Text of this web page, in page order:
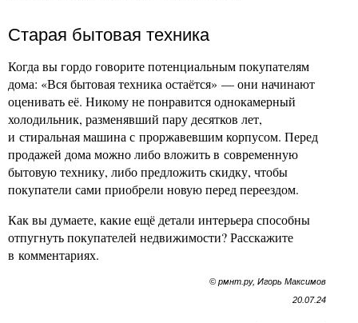
Старая бытовая техника
Когда вы гордо говорите потенциальным покупателям
дома: «Вся бытовая техника остаётся» — они начинают
оценивать её. Никому не понравится однокамерный
холодильник, разменявший пару десятков лет,
и стиральная машина с проржавевшим корпусом. Перед
продажей дома можно либо вложить в современную
бытовую технику, либо предложить скидку, чтобы
покупатели сами приобрели новую перед переездом.
Как вы думаете, какие ещё детали интерьера способны
отпугнуть покупателей недвижимости? Расскажите
в комментариях.
© рмнт.ру, Игорь Максимов
20.07.24